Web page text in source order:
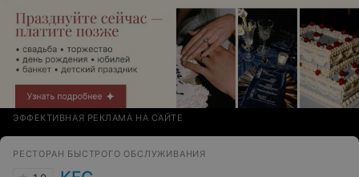
ЭФФЕКТИВНАЯ РЕКЛАМА НА САЙТЕ
РЕСТОРАН БЫСТРОГО ОБСЛУЖИВАНИЯ